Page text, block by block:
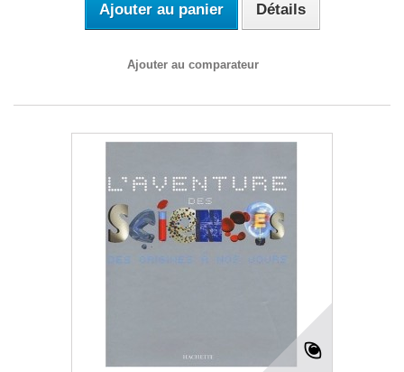
Ajouter au panier Détails
Ajouter au comparateur